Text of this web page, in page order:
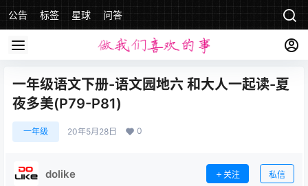
公告 标签 星球 问答
一年级语文下册-语文园地六 和大人一起读-夏
夜多美(P79-P81)
一年级 20年5月28日 0
dolike 关注 私信